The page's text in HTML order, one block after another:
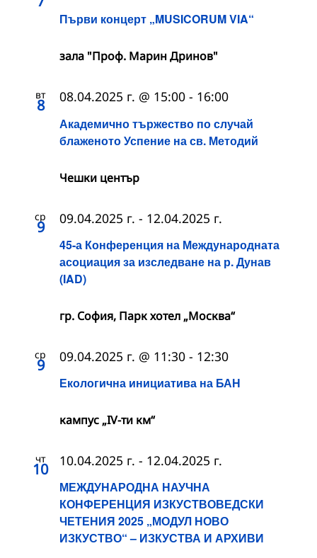
Първи концерт „MUSICORUM VIA“
зала "Проф. Марин Дринов"
вт
8
Академично тържество по случай
блаженото Успение на св. Методий
08.04.2025 г. @ 15:00 - 16:00
Чешки център
ср
9
45-а Конференция на Международната
асоциация за изследване на р. Дунав
(IAD)
09.04.2025 г. - 12.04.2025 г.
гр. София, Парк хотел „Москва“
ср
9
Екологична инициатива на БАН
09.04.2025 г. @ 11:30 - 12:30
кампус „IV-ти км“
чт
10
МЕЖДУНАРОДНА НАУЧНА
КОНФЕРЕНЦИЯ ИЗКУСТВОВЕДСКИ
ЧЕТЕНИЯ 2025 „МОДУЛ НОВО
ИЗКУСТВО“ – ИЗКУСТВА И АРХИВИ
10.04.2025 г. - 12.04.2025 г.